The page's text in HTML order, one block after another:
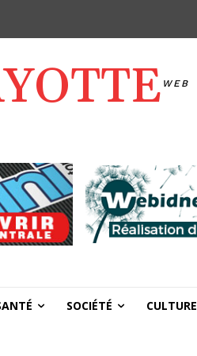
WEB
SOCIÉTÉ CULTURE